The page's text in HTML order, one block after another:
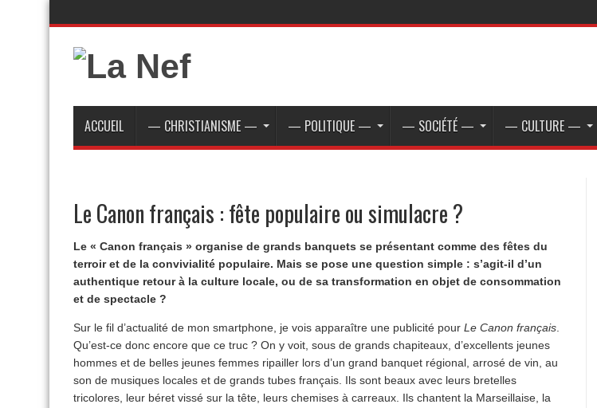
ACCUEIL — CHRISTIANISME — — POLITIQUE — — SOCIÉTÉ — — CULTURE —
Le Canon français : fête populaire ou simulacre ?
Le « Canon français » organise de grands banquets se présentant comme des fêtes du
terroir et de la convivialité populaire. Mais se pose une question simple : s’agit-il d’un
authentique retour à la culture locale, ou de sa transformation en objet de consommation
et de spectacle ?
Sur le fil d’actualité de mon smartphone, je vois apparaître une publicité pour Le Canon français
Qu’est-ce donc encore que ce truc ? On y voit, sous de grands chapiteaux, d’excellents jeunes
hommes et de belles jeunes femmes ripailler lors d’un grand banquet régional, arrosé de vin, au
son de musiques locales et de grands tubes français. Ils sont beaux avec leurs bretelles
tricolores, leur béret vissé sur la tête, leurs chemises à carreaux. Ils chantent la Marseillaise, la